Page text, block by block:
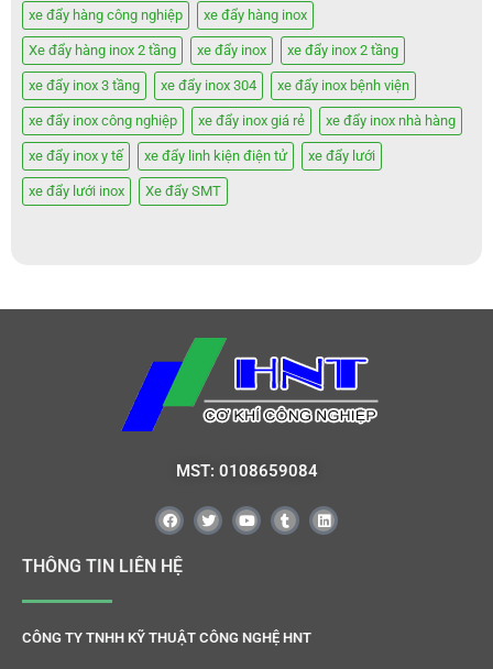
xe đẩy hàng công nghiệp xe đẩy hàng inox
Xe đẩy hàng inox 2 tầng xe đẩy inox xe đẩy inox 2 tầng
xe đẩy inox 3 tầng xe đẩy inox 304 xe đẩy inox bệnh viện
xe đẩy inox công nghiệp xe đẩy inox giá rẻ xe đẩy inox nhà hàng
xe đẩy inox y tế xe đẩy linh kiện điện tử xe đẩy lưới
xe đẩy lưới inox Xe đẩy SMT
MST: 0108659084
THÔNG TIN LIÊN HỆ
CÔNG TY TNHH KỸ THUẬT CÔNG NGHỆ HNT